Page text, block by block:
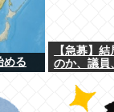
める
【急募】
のか、議員